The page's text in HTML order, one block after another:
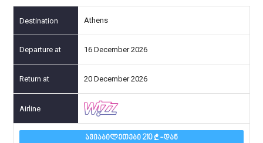
Athens
16 December 2026
20 December 2026
ᲐᲕᲘᲐᲑᲘᲚᲔᲗᲔᲑᲘ 210 -ᲓᲐᲜ